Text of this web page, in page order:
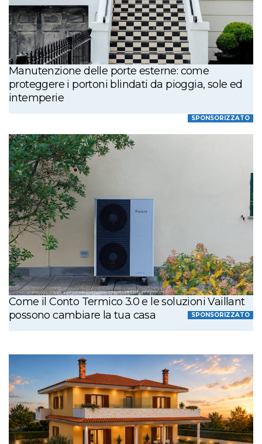
Manutenzione delle porte esterne: come
proteggere i portoni blindati da pioggia, sole ed
intemperie
SPONSORIZZATO
Come il Conto Termico 3.0 e le soluzioni Vaillant
possono cambiare la tua casa
SPONSORIZZATO